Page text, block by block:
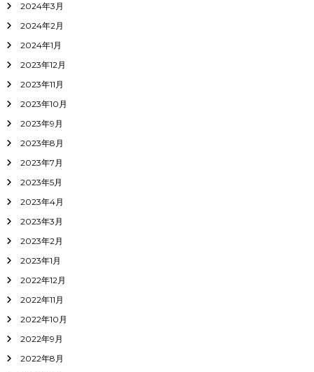
2024年3月
2024年2月
2024年1月
2023年12月
2023年11月
2023年10月
2023年9月
2023年8月
2023年7月
2023年5月
2023年4月
2023年3月
2023年2月
2023年1月
2022年12月
2022年11月
2022年10月
2022年9月
2022年8月